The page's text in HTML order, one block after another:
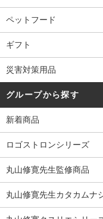
ペットフード
ギフト
災害対策用品
グループから探す
新着商品
ロゴストロンシリーズ
丸山修寛先生監修商品
丸山修寛先生カタカムナ